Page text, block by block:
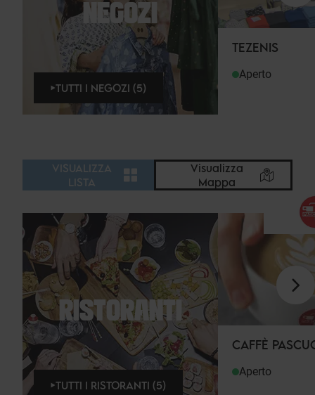
NEGOZI
TUTTI I NEGOZI (5)
TEZENIS
Aperto
VISUALIZZA
LISTA
Visualizza
Mappa
RISTORANTI
TUTTI I RISTORANTI (5)
CAFFÈ
Aperto